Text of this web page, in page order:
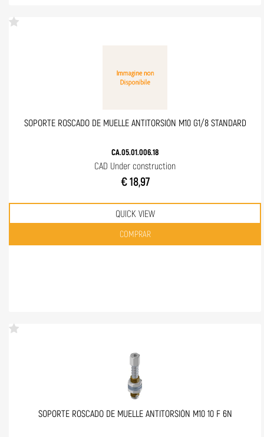
SOPORTE ROSCADO DE MUELLE ANTITORSIÓN M10 G1/8 STANDARD
CA.05.01.006.18
CAD Under construction
€ 18,97
QUICK VIEW
Quantità
COMPRAR
SOPORTE ROSCADO DE MUELLE ANTITORSIÓN M10 10 F 6N